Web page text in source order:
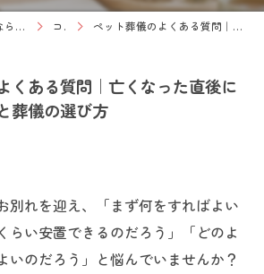
東京でペット火葬なら天国への扉 ペットメモリアル東京西 コラム ペット葬儀のよくある質問｜亡くなった直後にやるべきことと葬儀の選び方
くある質問｜亡くなった直後に
葬儀の選び方
別れを迎え、「まず何をすればよい
らい安置できるのだろう」「どのよ
いのだろう」と悩んでいませんか？